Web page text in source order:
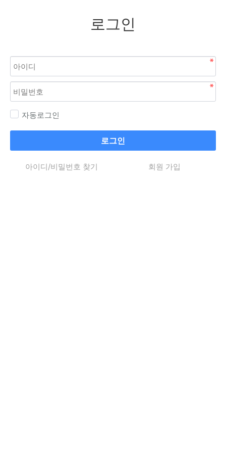
로그인
자동로그인
로그인
아이디/비밀번호 찾기 회원 가입